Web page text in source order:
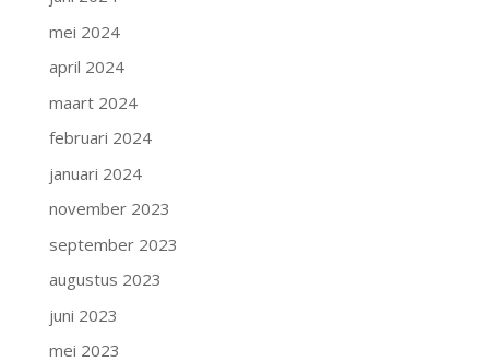
mei 2024
april 2024
maart 2024
februari 2024
januari 2024
november 2023
september 2023
augustus 2023
juni 2023
mei 2023